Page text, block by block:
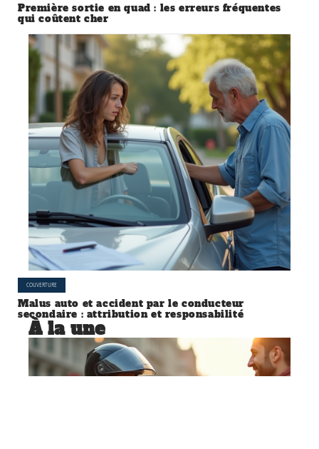
Première sortie en quad : les erreurs fréquentes
qui coûtent cher
COUVERTURE
Malus auto et accident par le conducteur
secondaire : attribution et responsabilité
À la une